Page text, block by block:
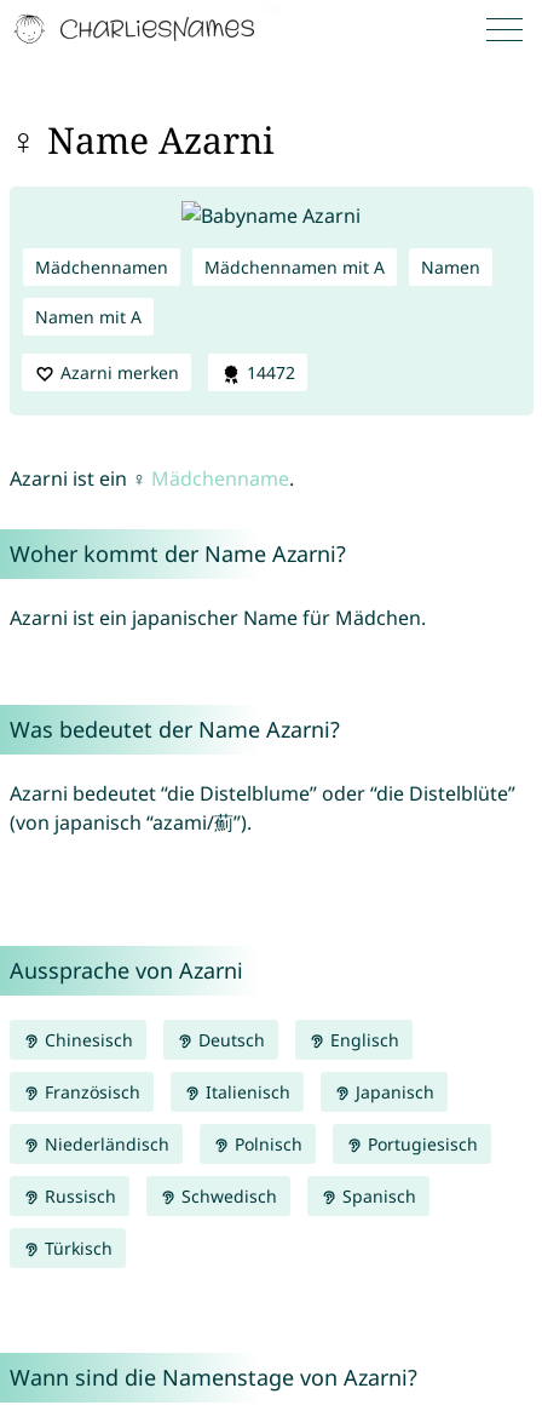
♀ Name Azarni
Mädchennamen Mädchennamen mit A Namen
Namen mit A
Azarni merken 14472
Azarni ist ein ♀ Mädchenname.
Woher kommt der Name Azarni?
Azarni ist ein japanischer Name für Mädchen.
Was bedeutet der Name Azarni?
Azarni bedeutet “die Distelblume” oder “die Distelblüte”
(von japanisch “azami/薊”).
Aussprache von Azarni
Chinesisch Deutsch Englisch
Französisch Italienisch Japanisch
Niederländisch Polnisch Portugiesisch
Russisch Schwedisch Spanisch
Türkisch
Wann sind die Namenstage von Azarni?